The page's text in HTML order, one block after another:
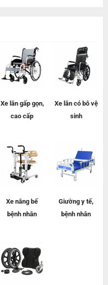
Xe lăn gấp gọn,
cao cấp
Xe lăn có bô vệ
sinh
Xe nâng bế
bệnh nhân
Giường y tế,
bệnh nhân